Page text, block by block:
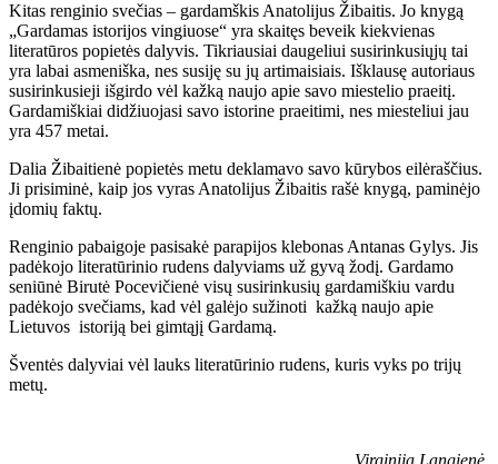
Kitas renginio svečias – gardamškis Anatolijus Žibaitis. Jo knygą
„Gardamas istorijos vingiuose“ yra skaitęs beveik kiekvienas
literatūros popietės dalyvis. Tikriausiai daugeliui susirinkusiųjų tai
yra labai asmeniška, nes susiję su jų artimaisiais. Išklausę autoriaus
susirinkusieji išgirdo vėl kažką naujo apie savo miestelio praeitį.
Gardamiškiai didžiuojasi savo istorine praeitimi, nes miesteliui jau
yra 457 metai.
Dalia Žibaitienė popietės metu deklamavo savo kūrybos eilėraščius.
Ji prisiminė, kaip jos vyras Anatolijus Žibaitis rašė knygą, paminėjo
įdomių faktų.
Renginio pabaigoje pasisakė parapijos klebonas Antanas Gylys. Jis
padėkojo literatūrinio rudens dalyviams už gyvą žodį. Gardamo
seniūnė Birutė Pocevičienė visų susirinkusių gardamiškiu vardu
padėkojo svečiams, kad vėl galėjo sužinoti kažką naujo apie
Lietuvos istoriją bei gimtąjį Gardamą.
Šventės dalyviai vėl lauks literatūrinio rudens, kuris vyks po trijų
metų.